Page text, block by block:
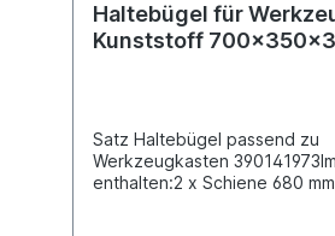
Haltebügel für
Kunststoff
Satz Haltebügel passend zu
Werkzeugkasten
enthalten:2 x Schiene 680